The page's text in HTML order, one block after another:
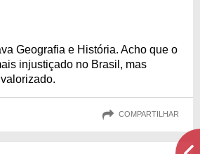
Geografia e História. Acho que o
injustiçado no Brasil, mas
COMPARTILHAR